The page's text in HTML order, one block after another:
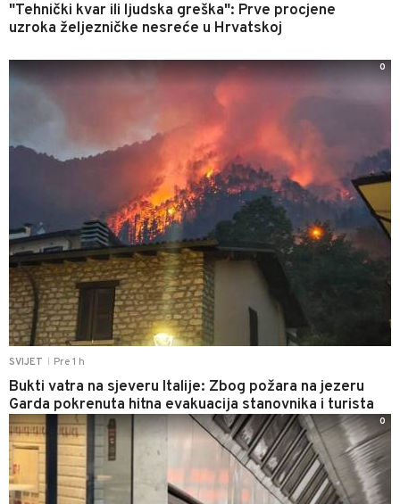
"Tehnički kvar ili ljudska greška": Prve procjene
uzroka željezničke nesreće u Hrvatskoj
SVIJET Pre 1 h
Bukti vatra na sjeveru Italije: Zbog požara na jezeru
Garda pokrenuta hitna evakuacija stanovnika i turista
0
0